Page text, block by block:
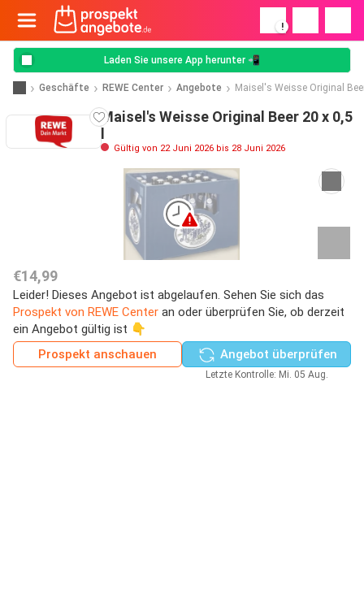
!
Laden Sie unsere App herunter 📲
Geschäfte REWE Center Angebote Maisel's Weisse Original
Maisel's Weisse Original Beer 20 x 0,5
Gültig von 22 Juni 2026 bis 28 Juni 2026
€14,99
Leider! Dieses Angebot ist abgelaufen. Sehen Sie sich das
Prospekt von REWE Center an oder überprüfen Sie, ob derzeit
ein Angebot gültig ist 👇
Prospekt anschauen
Angebot überprüfen
Letzte Kontrolle: Mi. 05 Aug.